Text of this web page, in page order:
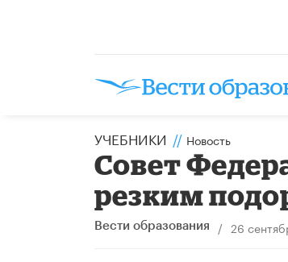
УЧЕБНИКИ // Новость
Совет
резким
Вести образования / 26